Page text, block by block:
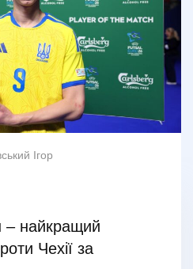
Ігор
– найкращий
Чехії за